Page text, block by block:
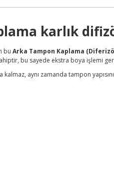
karlık
bu Arka Tampon Kaplama
bu sayede ekstra boya işlemi
aynı zamanda tampon